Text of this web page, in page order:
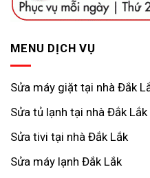
MENU DỊCH VỤ
Sửa máy giặt tại nhà Đắk
Sửa tủ lạnh tại nhà Đắk Lắk
Sửa tivi tại nhà Đắk Lắk
Sửa máy lạnh Đắk Lắk